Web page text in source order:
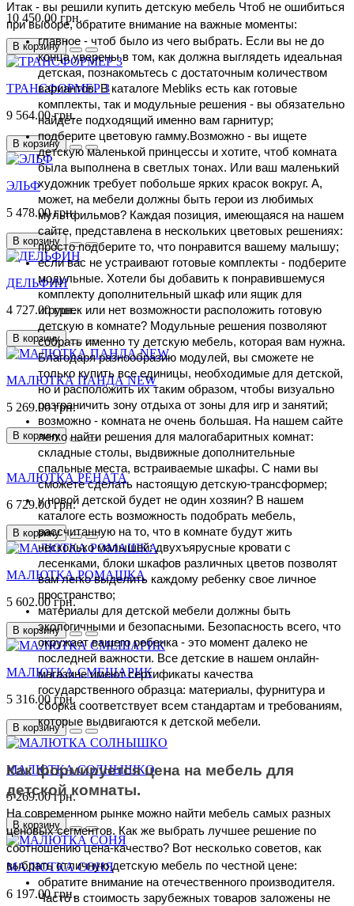
Итак - вы решили купить детскую мебель Чтоб не ошибиться
при выборе, обратите внимание на важные моменты:
главное - чтоб было из чего выбрать. Если вы не до
конца уверены в том, как должна выглядеть идеальная
детская, познакомьтесь с достаточным количеством
вариантов. В каталоге Mebliks есть как готовые
комплекты, так и модульные решения - вы обязательно
найдете подходящий именно вам гарнитур;
подберите цветовую гамму.Возможно - вы ищете
детскую маленькой принцессы и хотите, чтоб комната
была выполнена в светлых тонах. Или ваш маленький
художник требует побольше ярких красок вокруг. А,
может, на мебели должны быть герои из любимых
мультфильмов? Каждая позиция, имеющаяся на нашем
сайте, представлена в нескольких цветовых решениях:
просто подберите то, что понравится вашему малышу;
если вас не устраивают готовые комплекты - подберите
модульные. Хотели бы добавить к понравившемуся
комплекту дополнительный шкаф или ящик для
игрушек или нет возможности расположить готовую
детскую в комнате? Модульные решения позволяют
собрать именно ту детскую мебель, которая вам нужна.
Благодаря разнообразию модулей, вы сможете не
только купить все единицы, необходимые для детской,
но и расположить их таким образом, чтобы визуально
разграничить зону отдыха от зоны для игр и занятий;
возможно - комната не очень большая. На нашем сайте
легко найти решения для малогабаритных комнат:
складные столы, выдвижные дополнительные
спальные места, встраиваемые шкафы. С нами вы
сможете сделать настоящую детскую-трансформер;
у новой детской будет не один хозяин? В нашем
каталоге есть возможность подобрать мебель,
рассчитанную на то, что в комнате будут жить
несколько малышей: двухъярусные кровати с
лесенками, блоки шкафов различных цветов позволят
вам легко выделить каждому ребенку свое личное
пространство;
материалы для детской мебели должны быть
экологичными и безопасными. Безопасность всего, что
окружает вашего ребенка - это момент далеко не
последней важности. Все детские в нашем онлайн-
магазине имеют сертификаты качества
государственного образца: материалы, фурнитура и
сборка соответствует всем стандартам и требованиям,
которые выдвигаются к детской мебели.
Как формируется цена на мебель для
детской комнаты.
На современном рынке можно найти мебель самых разных
ценовых сегментов. Как же выбрать лучшее решение по
соотношению цена-качество? Вот несколько советов, как
выбрать отличную детскую мебель по честной цене:
обратите внимание на отечественного производителя.
Часто в стоимость зарубежных товаров заложены не
10 450.00 грн.
В корзину
ТРАНСФОРМЕР 3
9 564.00 грн.
В корзину
ЭЛЬФ
5 478.00 грн.
В корзину
ДЕЛЬФИН
4 727.00 грн.
В корзину
МАЛЮТКА ПАНДА NEW
5 269.00 грн.
В корзину
МАЛЮТКА РЕНАТА
6 729.00 грн.
В корзину
МАЛЮТКА РОМАШКА
5 602.00 грн.
В корзину
МАЛЮТКА СМЕШАРИК
5 316.00 грн.
В корзину
МАЛЮТКА СОЛНЫШКО
5 269.00 грн.
В корзину
МАЛЮТКА СОНЯ
6 197.00 грн.